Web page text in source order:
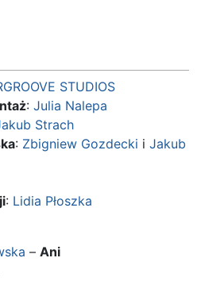
STUDIOS
: Julia Nalepa
Strach
: Zbigniew Gozdecki i Jakub
: Lidia Płoszka
– Ani